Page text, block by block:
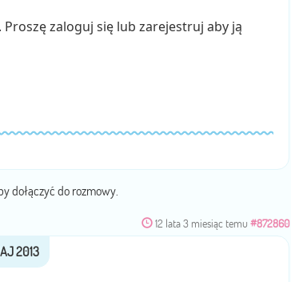
zaloguj się lub zarejestruj aby ją
dołączyć do rozmowy.
12 lata 3 miesiąc temu #872860